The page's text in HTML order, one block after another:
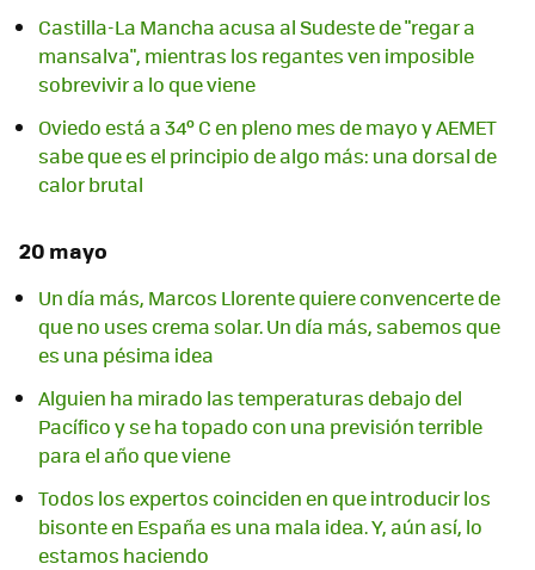
Castilla-La Mancha acusa al Sudeste de "regar a
mansalva", mientras los regantes ven imposible
sobrevivir a lo que viene
Oviedo está a 34º C en pleno mes de mayo y AEMET
sabe que es el principio de algo más: una dorsal de
calor brutal
20 mayo
Un día más, Marcos Llorente quiere convencerte de
que no uses crema solar. Un día más, sabemos que
es una pésima idea
Alguien ha mirado las temperaturas debajo del
Pacífico y se ha topado con una previsión terrible
para el año que viene
Todos los expertos coinciden en que introducir los
bisonte en España es una mala idea. Y, aún así, lo
estamos haciendo